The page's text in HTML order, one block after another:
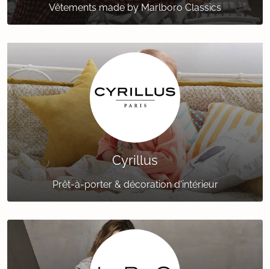
Vêtements made by Marlboro Classics
Cyrillus
Prêt-à-porter & décoration d'intérieur